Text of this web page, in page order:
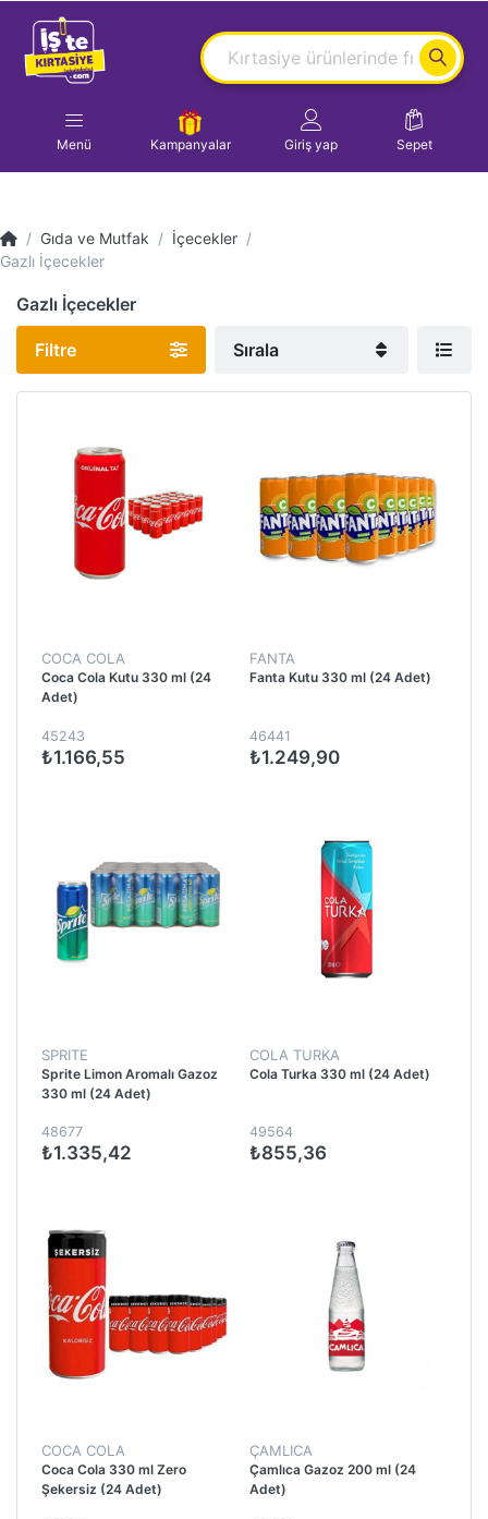
Menü Kampanyalar Giriş yap Sepet
Gıda ve Mutfak
İçecekler
Gazlı İçecekler
Gazlı İçecekler
Filtre Sırala
COCA COLA
Coca Cola Kutu 330 ml (24
Adet)
45243
₺1.166,55
FANTA
Fanta Kutu 330 ml (24 Adet)
46441
₺1.249,90
SPRITE
Sprite Limon Aromalı Gazoz
330 ml (24 Adet)
48677
₺1.335,42
COLA TURKA
Cola Turka 330 ml (24 Adet)
49564
₺855,36
COCA COLA
Coca Cola 330 ml Zero
Şekersiz (24 Adet)
ÇAMLICA
Çamlıca Gazoz 200 ml (24
Adet)